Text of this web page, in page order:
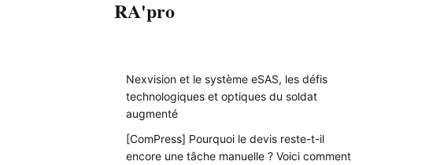
RA'pro
Nexvision et le système eSAS, les défis
technologiques et optiques du soldat
augmenté
[ComPress] Pourquoi le devis reste-t-il
encore une tâche manuelle ? Voici comment